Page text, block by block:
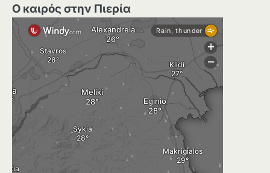
Ο καιρός στην Πιερία